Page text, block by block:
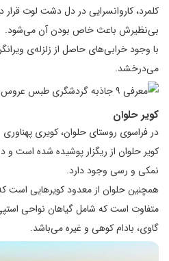
کلمرد،‌ کاروانسرایی در دل دشت لوت قرار
بی‌نظیرش باعث خاص بودن آن می‌شود.
با وجود خرابی‌های حاصل از زلزله‌ی ویرانگر
می‌درخشد.
کویر حلوان
در فراسوی روستای حلوان، کویری
کویر حلوان از ریگزار پوشیده شده است و
نمکی و رسی وجود دارد.
همچنین حلوان از معدود کویرهایی است
متفاوت است که شامل گیاهان نواحی
گاوی، بادام کوهی و غیره می‌باشد.